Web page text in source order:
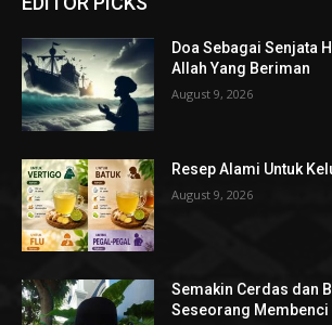
Doa Sebagai Senjata
Allah Yang Beriman
August 9, 2026
Resep Alami Untuk
August 9, 2026
Semakin Cerdas dan
Seseorang Membenci